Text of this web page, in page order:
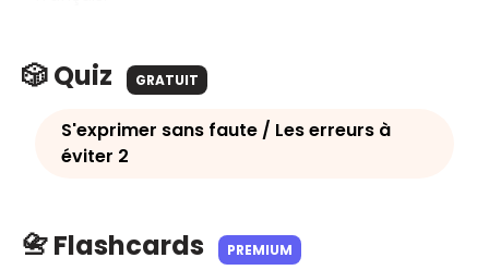
🎲 Quiz GRATUIT
S'exprimer sans faute / Les erreurs à
éviter 2
📇 Flashcards PREMIUM